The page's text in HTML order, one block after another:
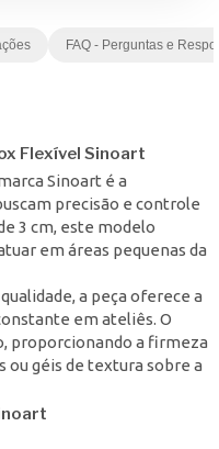
FAQ - Perguntas e
Flexível Sinoart
Sinoart é a
precisão e controle
3 cm, este modelo
em áreas pequenas da
a peça oferece a
em ateliês. O
proporcionando a firmeza
ou géis de textura sobre a